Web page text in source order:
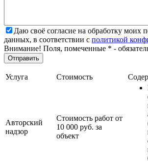
Даю своё согласие на обработку моих
данных, в соответствии с политикой
Внимание! Поля, помеченные * -
Услуга Стоимость
Авторский
надзор
Стоимость работ от
10 000 руб. за
объект